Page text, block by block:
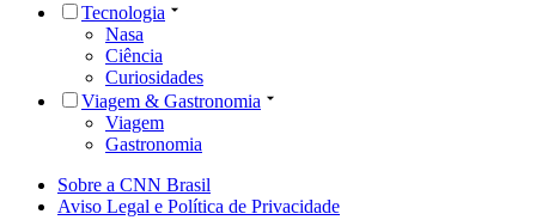
Tecnologia
Nasa
Ciência
Curiosidades
Viagem & Gastronomia
Viagem
Gastronomia
Sobre a CNN Brasil
Aviso Legal e Política de Privacidade